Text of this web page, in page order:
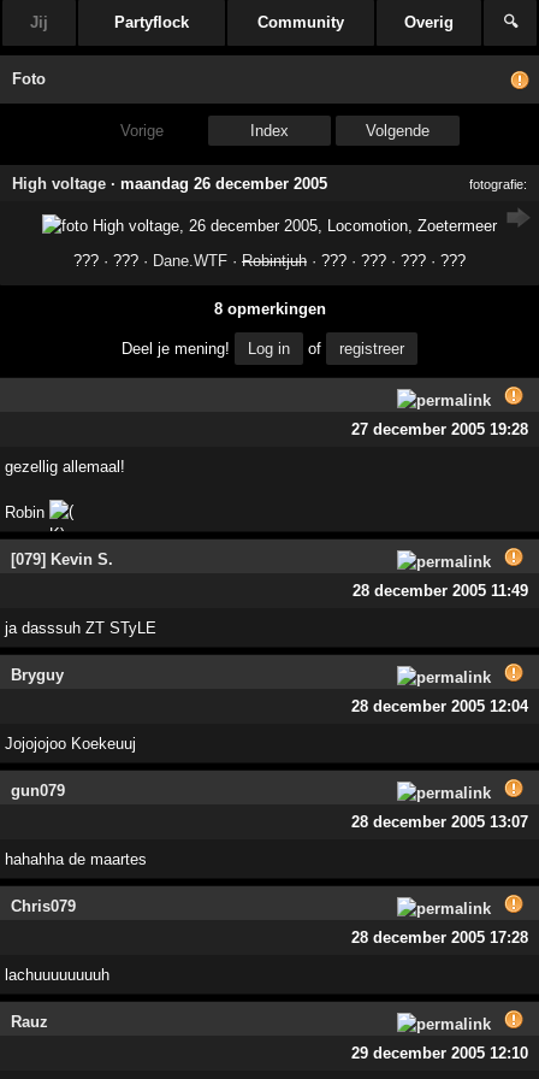
Jij Partyflock Community Overig 🔍
Foto
Vorige Index Volgende
High voltage ·maandag 26 december 2005 fotografie:
??? · ??? · Dane.WTF · Robintjuh · ??? · ??? · ??? · ???
8 opmerkingen
Deel je mening! Log in of registreer
27 december 2005 19:28
gezellig allemaal!
Robin
[079] Kevin S.
28 december 2005 11:49
ja dasssuh ZT STyLE
Bryguy
28 december 2005 12:04
Jojojojoo Koekeuuj
gun079
28 december 2005 13:07
hahahha de maartes
Chris079
28 december 2005 17:28
lachuuuuuuuuh
Rauz
29 december 2005 12:10